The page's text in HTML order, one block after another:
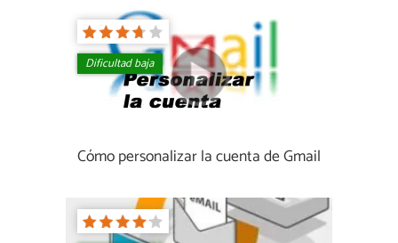
Dificultad baja
Cómo personalizar la cuenta de Gmail